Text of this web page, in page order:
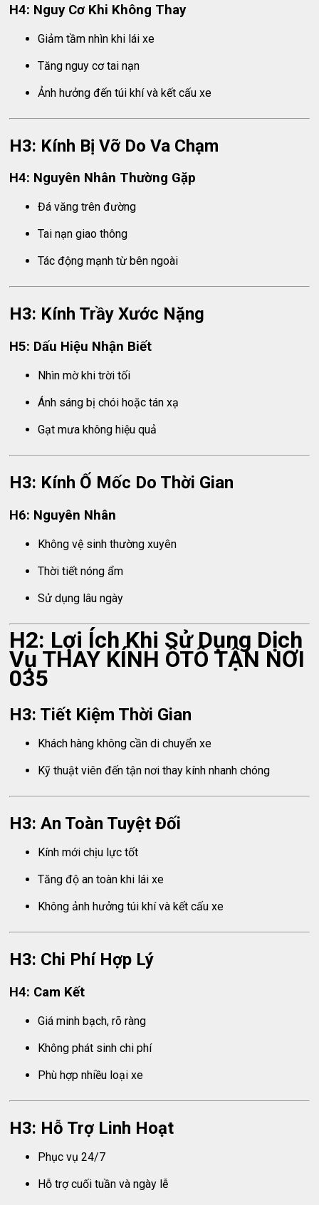
H4: Nguy Cơ Khi Không Thay
Giảm tầm nhìn khi lái xe
Tăng nguy cơ tai nạn
Ảnh hưởng đến túi khí và kết cấu xe
H3: Kính Bị Vỡ Do Va Chạm
H4: Nguyên Nhân Thường Gặp
Đá văng trên đường
Tai nạn giao thông
Tác động mạnh từ bên ngoài
H3: Kính Trầy Xước Nặng
H5: Dấu Hiệu Nhận Biết
Nhìn mờ khi trời tối
Ánh sáng bị chói hoặc tán xạ
Gạt mưa không hiệu quả
H3: Kính Ố Mốc Do Thời Gian
H6: Nguyên Nhân
Không vệ sinh thường xuyên
Thời tiết nóng ẩm
Sử dụng lâu ngày
H2: Lợi Ích Khi Sử Dụng Dịch
Vụ THAY KÍNH ÔTÔ TẬN NƠI
035
H3: Tiết Kiệm Thời Gian
Khách hàng không cần di chuyển xe
Kỹ thuật viên đến tận nơi thay kính nhanh chóng
H3: An Toàn Tuyệt Đối
Kính mới chịu lực tốt
Tăng độ an toàn khi lái xe
Không ảnh hưởng túi khí và kết cấu xe
H3: Chi Phí Hợp Lý
H4: Cam Kết
Giá minh bạch, rõ ràng
Không phát sinh chi phí
Phù hợp nhiều loại xe
H3: Hỗ Trợ Linh Hoạt
Phục vụ 24/7
Hỗ trợ cuối tuần và ngày lễ